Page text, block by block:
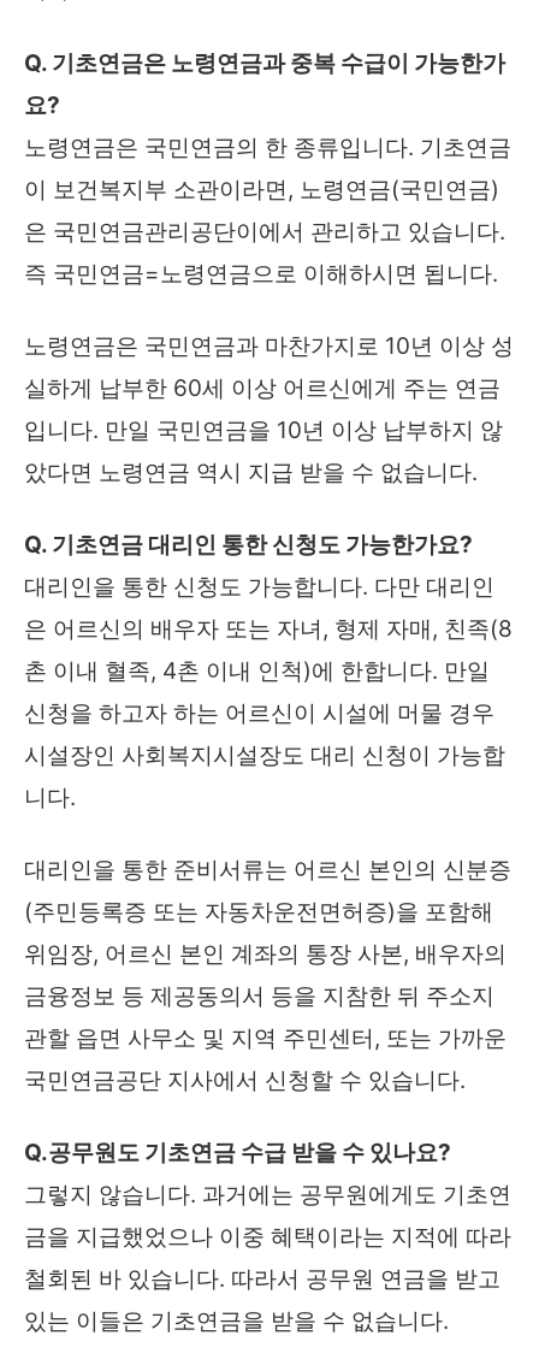
Q. 기초연금은 노령연금과 중복 수급이 가능한가
요?
노령연금은 국민연금의 한 종류입니다. 기초연금
이 보건복지부 소관이라면, 노령연금(국민연금)
은 국민연금관리공단이에서 관리하고 있습니다.
즉 국민연금=노령연금으로 이해하시면 됩니다.
노령연금은 국민연금과 마찬가지로 10년 이상 성
실하게 납부한 60세 이상 어르신에게 주는 연금
입니다. 만일 국민연금을 10년 이상 납부하지 않
았다면 노령연금 역시 지급 받을 수 없습니다.
Q. 기초연금 대리인 통한 신청도 가능한가요?
대리인을 통한 신청도 가능합니다. 다만 대리인
은 어르신의 배우자 또는 자녀, 형제 자매, 친족(8
촌 이내 혈족, 4촌 이내 인척)에 한합니다. 만일
신청을 하고자 하는 어르신이 시설에 머물 경우
시설장인 사회복지시설장도 대리 신청이 가능합
니다.
대리인을 통한 준비서류는 어르신 본인의 신분증
(주민등록증 또는 자동차운전면허증)을 포함해
위임장, 어르신 본인 계좌의 통장 사본, 배우자의
금융정보 등 제공동의서 등을 지참한 뒤 주소지
관할 읍면 사무소 및 지역 주민센터, 또는 가까운
국민연금공단 지사에서 신청할 수 있습니다.
Q.공무원도 기초연금 수급 받을 수 있나요?
그렇지 않습니다. 과거에는 공무원에게도 기초연
금을 지급했었으나 이중 혜택이라는 지적에 따라
철회된 바 있습니다. 따라서 공무원 연금을 받고
있는 이들은 기초연금을 받을 수 없습니다.